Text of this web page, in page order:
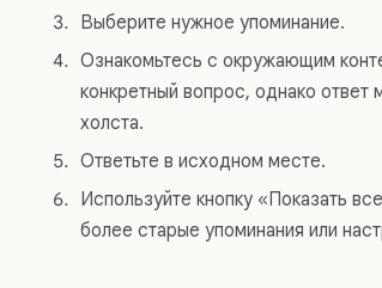
Выберите нужное упоминание.
Ознакомьтесь с окружающим
конкретный вопрос, однако
холста.
Ответьте в исходном месте.
Используйте кнопку «Показать
более старые упоминания или